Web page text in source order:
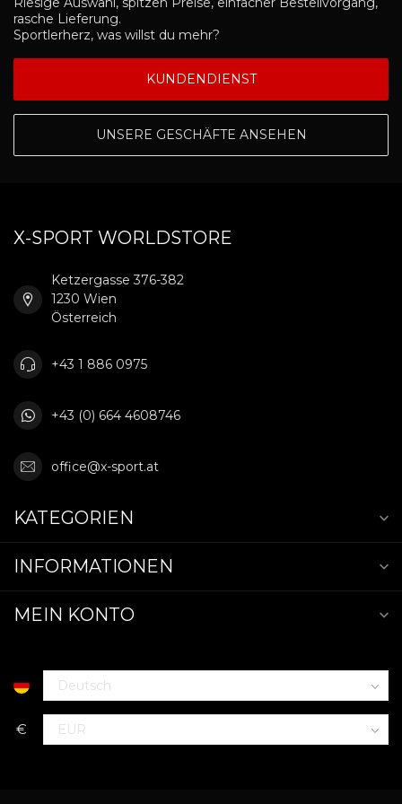
rasche Lieferung.
Sportlerherz, was willst du mehr?
KUNDENDIENST
UNSERE GESCHÄFTE ANSEHEN
X-SPORT WORLDSTORE
Ketzergasse 376-382
1230 Wien
Österreich
+43 1 886 0975
+43 (0) 664 4608746
office@x-sport.at
KATEGORIEN
INFORMATIONEN
MEIN KONTO
€